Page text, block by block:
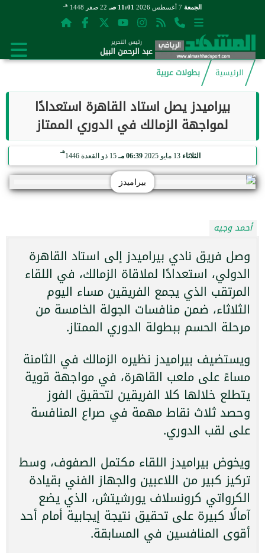
الجمعة 11:01 صـ 22 صفر 1448 هـ
رئيس التحرير
عبد الرحمن البيل
الرئيسية
بطولات عربية
بيراميدز يصل استاد القاهرة استعدادًا
لمواجهة الزمالك في الدوري الممتاز
الثلاثاء 13 مايو 2025 06:39 مـ 15 ذو القعدة 1446
هـ
بيراميدز
أحمد وجيه
وصل فريق نادي بيراميدز إلى استاد القاهرة
الدولي، استعدادًا لملاقاة الزمالك، في اللقاء
المرتقب الذي يجمع الفريقين مساء اليوم
الثلاثاء، ضمن منافسات الجولة الخامسة من
مرحلة الحسم ببطولة الدوري الممتاز.
ويستضيف بيراميدز نظيره الزمالك في الثامنة
مساءً على ملعب القاهرة، في مواجهة قوية
يتطلع خلالها كلا الفريقين لتحقيق الفوز
وحصد ثلاث نقاط مهمة في صراع المنافسة
على لقب الدوري.
ويخوض بيراميدز اللقاء مكتمل الصفوف، وسط
تركيز كبير من اللاعبين والجهاز الفني بقيادة
الكرواتي كرونسلاف يورشيتش، الذي يضع
آمالًا كبيرة على تحقيق نتيجة إيجابية أمام أحد
أقوى المنافسين في المسابقة.